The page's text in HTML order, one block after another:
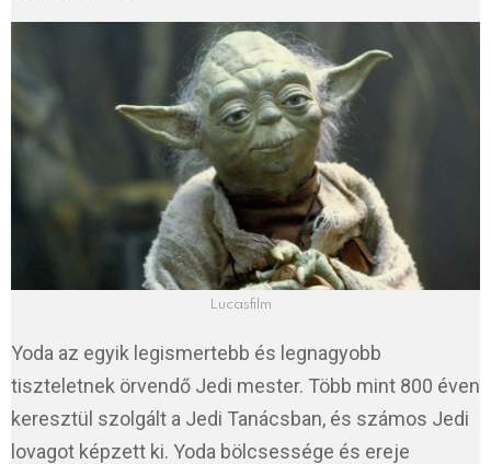
Lucasfilm
Yoda az egyik legismertebb és legnagyobb
tiszteletnek örvendő Jedi mester. Több mint 800 éven
keresztül szolgált a Jedi Tanácsban, és számos Jedi
lovagot képzett ki. Yoda bölcsessége és ereje